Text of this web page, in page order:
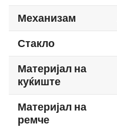
Механизам
Стакло
Материјал на
куќиште
Материјал на
ремче